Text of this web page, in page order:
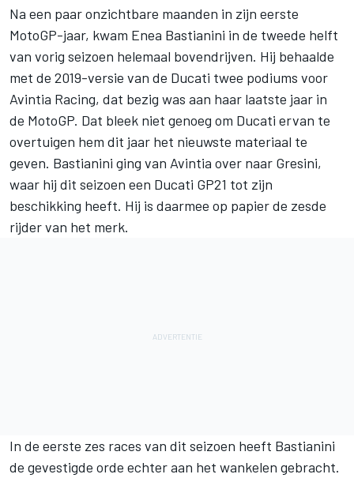
Na een paar onzichtbare maanden in zijn eerste
MotoGP-jaar, kwam Enea Bastianini in de tweede helft
van vorig seizoen helemaal bovendrijven. Hij behaalde
met de 2019-versie van de Ducati twee podiums voor
Avintia Racing, dat bezig was aan haar laatste jaar in
de MotoGP. Dat bleek niet genoeg om Ducati ervan te
overtuigen hem dit jaar het nieuwste materiaal te
geven. Bastianini ging van Avintia over naar Gresini,
waar hij dit seizoen een Ducati GP21 tot zijn
beschikking heeft. Hij is daarmee op papier de zesde
rijder van het merk.
In de eerste zes races van dit seizoen heeft Bastianini
de gevestigde orde echter aan het wankelen gebracht.